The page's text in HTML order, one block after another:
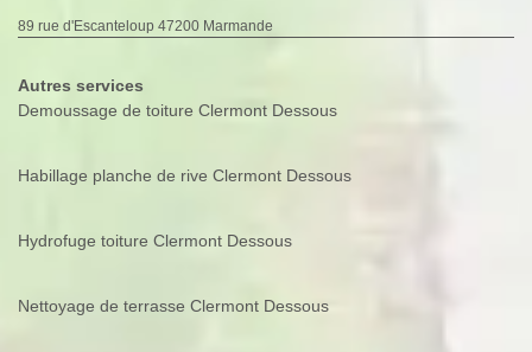
89 rue d'Escanteloup 47200 Marmande
Autres services
Demoussage de toiture Clermont Dessous
Habillage planche de rive Clermont Dessous
Hydrofuge toiture Clermont Dessous
Nettoyage de terrasse Clermont Dessous